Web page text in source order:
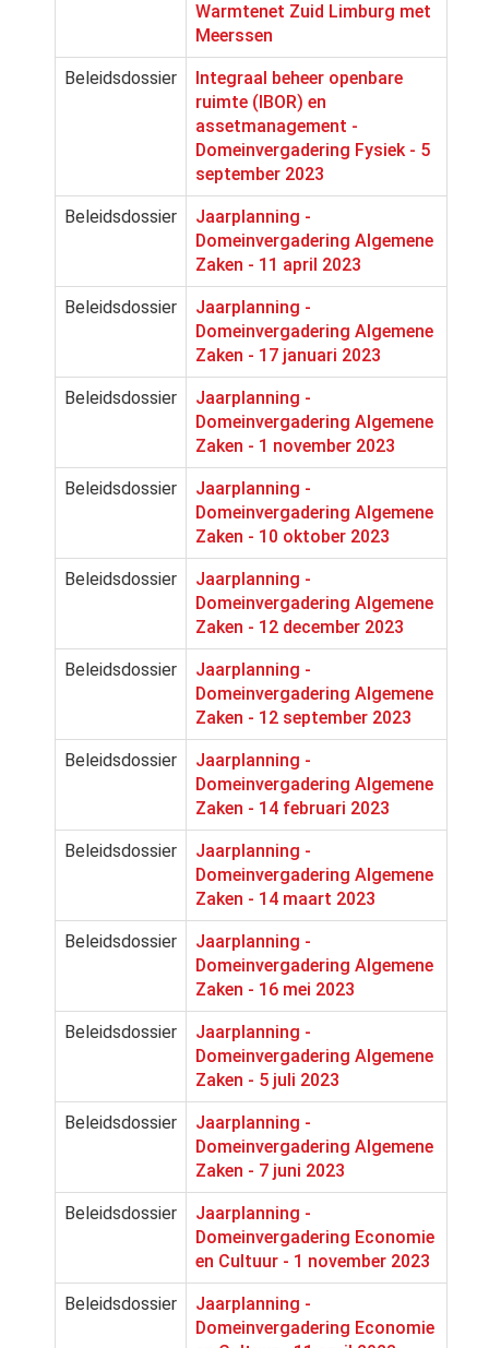
Warmtenet Zuid Limburg met
Meerssen
Beleidsdossier
Integraal beheer openbare
ruimte (IBOR) en
assetmanagement -
Domeinvergadering Fysiek - 5
september 2023
Beleidsdossier
Jaarplanning -
Domeinvergadering Algemene
Zaken - 11 april 2023
Beleidsdossier
Jaarplanning -
Domeinvergadering Algemene
Zaken - 17 januari 2023
Beleidsdossier
Jaarplanning -
Domeinvergadering Algemene
Zaken - 1 november 2023
Beleidsdossier
Jaarplanning -
Domeinvergadering Algemene
Zaken - 10 oktober 2023
Beleidsdossier
Jaarplanning -
Domeinvergadering Algemene
Zaken - 12 december 2023
Beleidsdossier
Jaarplanning -
Domeinvergadering Algemene
Zaken - 12 september 2023
Beleidsdossier
Jaarplanning -
Domeinvergadering Algemene
Zaken - 14 februari 2023
Beleidsdossier
Jaarplanning -
Domeinvergadering Algemene
Zaken - 14 maart 2023
Beleidsdossier
Jaarplanning -
Domeinvergadering Algemene
Zaken - 16 mei 2023
Beleidsdossier
Jaarplanning -
Domeinvergadering Algemene
Zaken - 5 juli 2023
Beleidsdossier
Jaarplanning -
Domeinvergadering Algemene
Zaken - 7 juni 2023
Beleidsdossier
Jaarplanning -
Domeinvergadering Economie
en Cultuur - 1 november 2023
Beleidsdossier
Jaarplanning -
Domeinvergadering Economie